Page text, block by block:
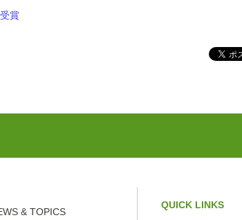
賞
& TOPICS
QUICK LINKS